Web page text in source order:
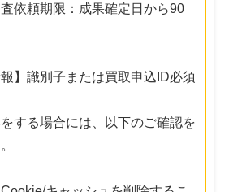
依頼期限：成果確定日から90
報】識別子または買取申込ID必須
する場合には、以下のご確認を